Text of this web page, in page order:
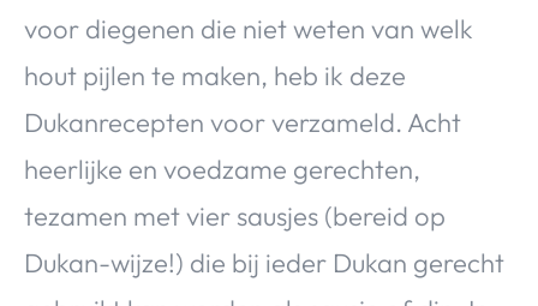
voor diegenen die niet weten van welk
hout pijlen te maken, heb ik deze
Dukanrecepten voor verzameld. Acht
heerlijke en voedzame gerechten,
tezamen met vier sausjes (bereid op
Dukan-wijze!) die bij ieder Dukan gerecht